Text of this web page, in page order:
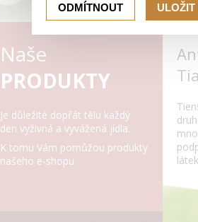
Naše
PRODUKTY
Je důležité dopřát tělu každý
den vyživná a vyvážená jídla.
K tomu Vám pomůžou produkty
našeho e-shopu.
ODMÍTNOUT